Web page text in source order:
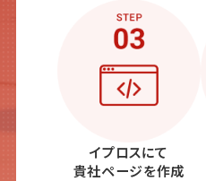
イプロスにて
貴社ページを作成